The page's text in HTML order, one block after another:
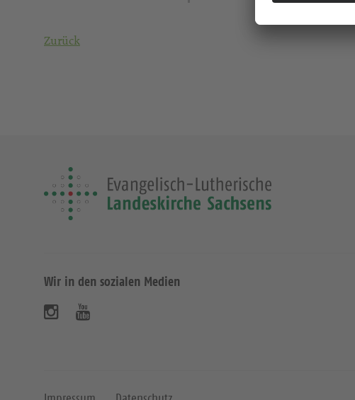
Zurück
Wir in den sozialen Medien
u
u